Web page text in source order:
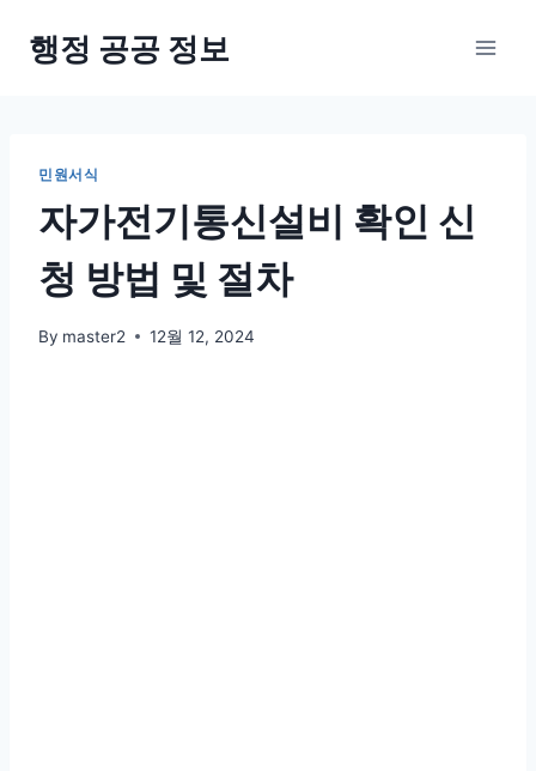
행정 공공 정보
민원서식
자가전기통신설비 확인 신
청 방법 및 절차
By master2 12월 12, 2024